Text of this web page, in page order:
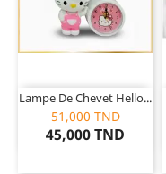
Lampe De Chevet Hello...
51,000 TND
45,000 TND